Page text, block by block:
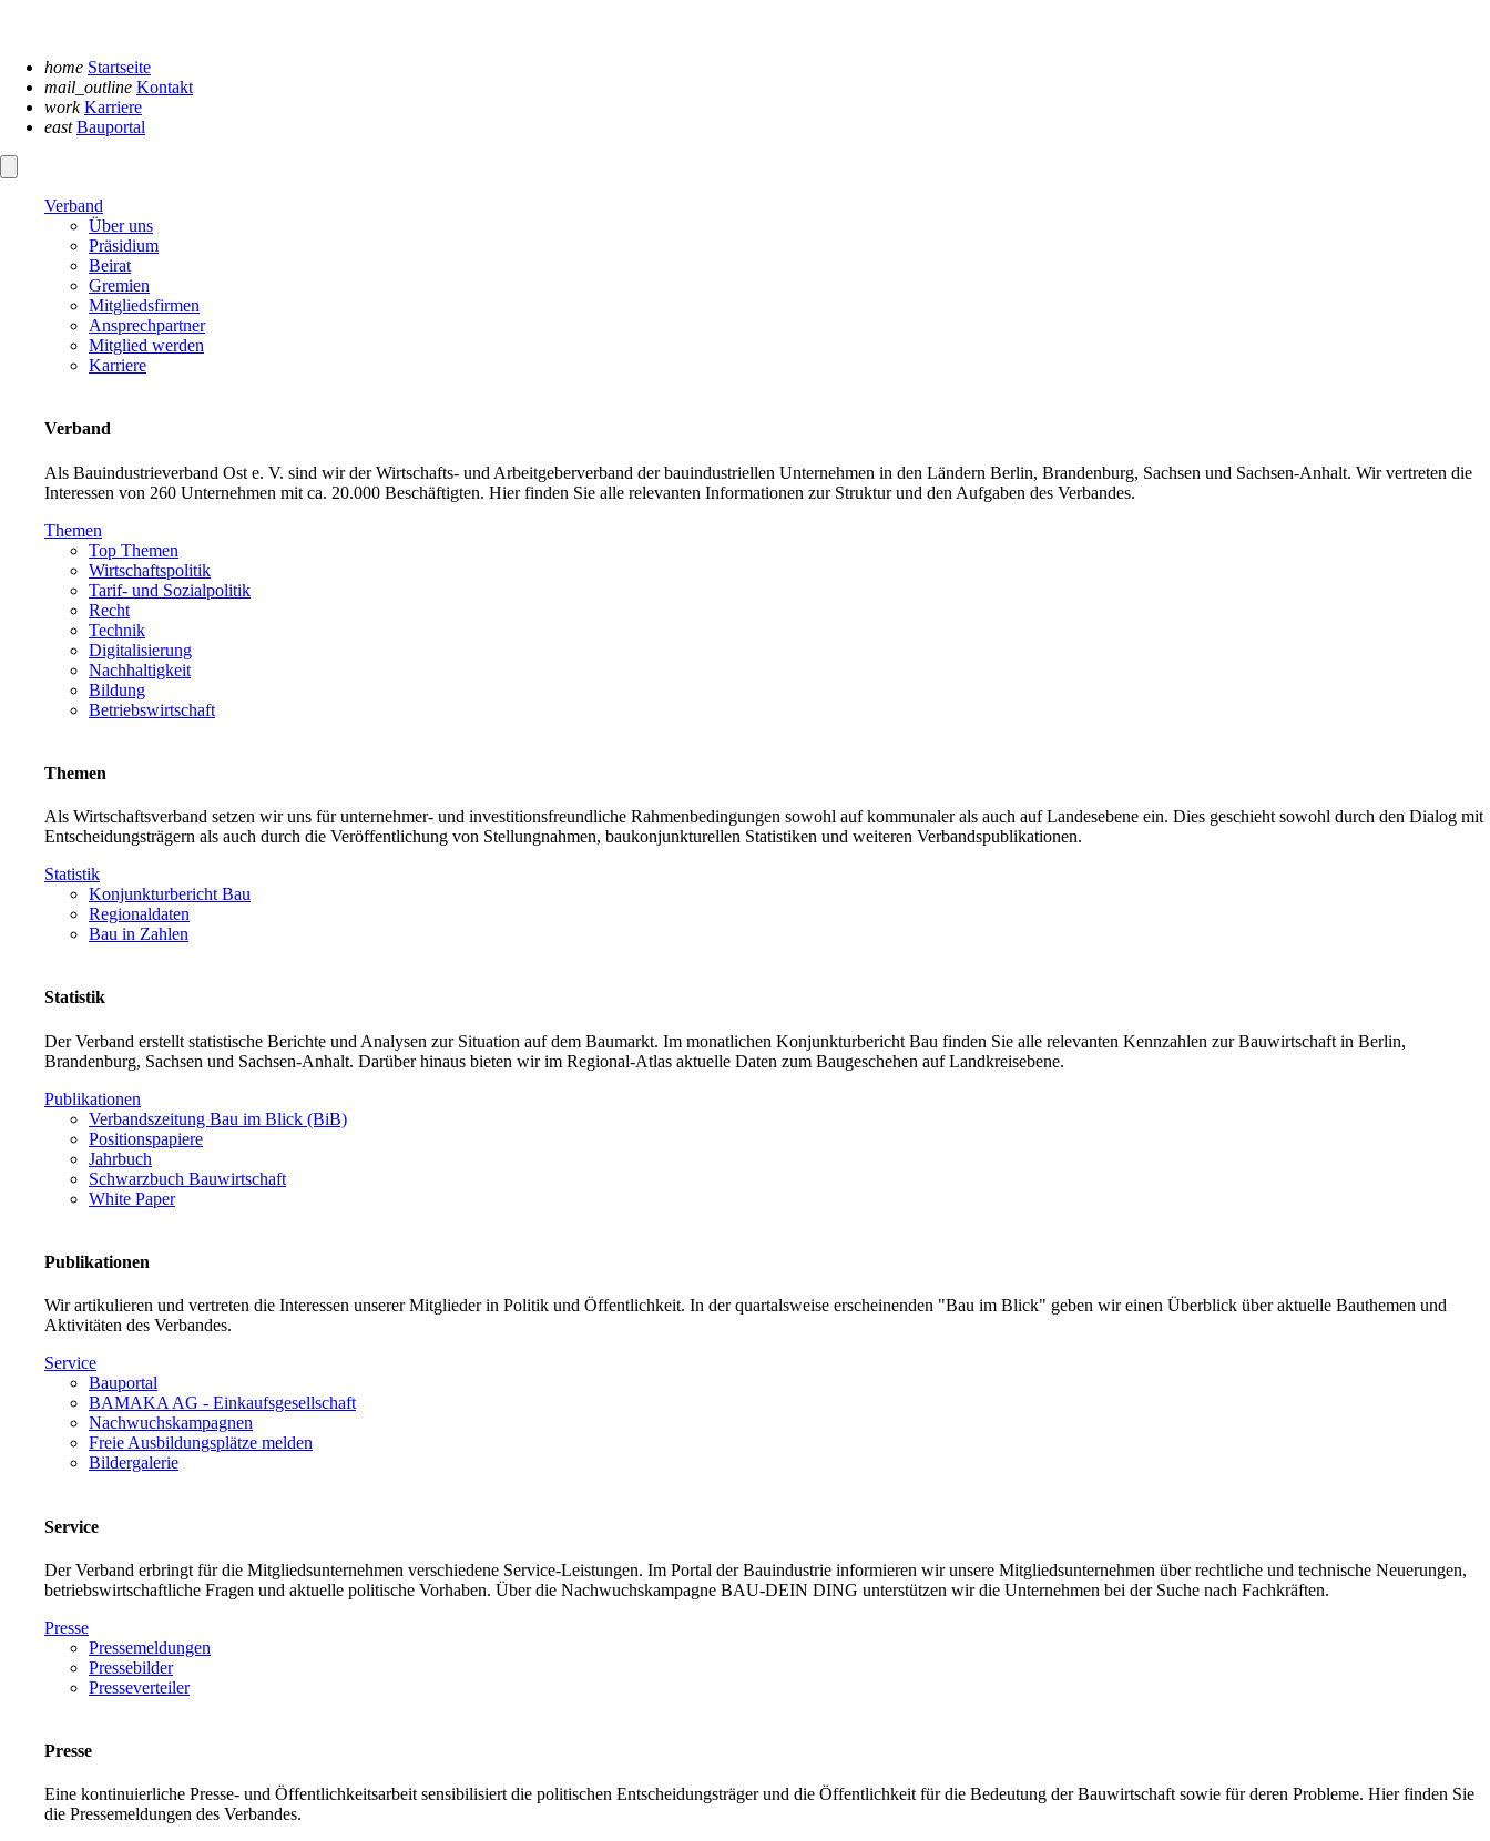
home Startseite
mail_outline Kontakt
work Karriere
east Bauportal
Verband
Über uns
Präsidium
Beirat
Gremien
Mitgliedsfirmen
Ansprechpartner
Mitglied werden
Karriere
Verband
Als Bauindustrieverband Ost e. V. sind wir der Wirtschafts- und Arbeitgeberverband der bauindustriellen Unternehmen in den Ländern Berlin, Brandenburg, Sachsen und Sachsen-Anhalt. Wir vertreten die
Interessen von 260 Unternehmen mit ca. 20.000 Beschäftigten. Hier finden Sie alle relevanten Informationen zur Struktur und den Aufgaben des Verbandes.
Themen
Top Themen
Wirtschaftspolitik
Tarif- und Sozialpolitik
Recht
Technik
Digitalisierung
Nachhaltigkeit
Bildung
Betriebswirtschaft
Themen
Als Wirtschaftsverband setzen wir uns für unternehmer- und investitionsfreundliche Rahmenbedingungen sowohl auf kommunaler als auch auf Landesebene ein. Dies geschieht sowohl durch den Dialog mit
Entscheidungsträgern als auch durch die Veröffentlichung von Stellungnahmen, baukonjunkturellen Statistiken und weiteren Verbandspublikationen.
Statistik
Konjunkturbericht Bau
Regionaldaten
Bau in Zahlen
Statistik
Der Verband erstellt statistische Berichte und Analysen zur Situation auf dem Baumarkt. Im monatlichen Konjunkturbericht Bau finden Sie alle relevanten Kennzahlen zur Bauwirtschaft in Berlin,
Brandenburg, Sachsen und Sachsen-Anhalt. Darüber hinaus bieten wir im Regional-Atlas aktuelle Daten zum Baugeschehen auf Landkreisebene.
Publikationen
Verbandszeitung Bau im Blick (BiB)
Positionspapiere
Jahrbuch
Schwarzbuch Bauwirtschaft
White Paper
Publikationen
Wir artikulieren und vertreten die Interessen unserer Mitglieder in Politik und Öffentlichkeit. In der quartalsweise erscheinenden "Bau im Blick" geben wir einen Überblick über aktuelle Bauthemen und
Aktivitäten des Verbandes.
Service
Bauportal
BAMAKA AG - Einkaufsgesellschaft
Nachwuchskampagnen
Freie Ausbildungsplätze melden
Bildergalerie
Service
Der Verband erbringt für die Mitgliedsunternehmen verschiedene Service-Leistungen. Im Portal der Bauindustrie informieren wir unsere Mitgliedsunternehmen über rechtliche und technische Neuerungen,
betriebswirtschaftliche Fragen und aktuelle politische Vorhaben. Über die Nachwuchskampagne BAU-DEIN DING unterstützen wir die Unternehmen bei der Suche nach Fachkräften.
Presse
Pressemeldungen
Pressebilder
Presseverteiler
Presse
Eine kontinuierliche Presse- und Öffentlichkeitsarbeit sensibilisiert die politischen Entscheidungsträger und die Öffentlichkeit für die Bedeutung der Bauwirtschaft sowie für deren Probleme. Hier finden Sie
die Pressemeldungen des Verbandes.